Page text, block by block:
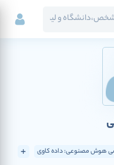
هوش مصنوعی: داده کاوی